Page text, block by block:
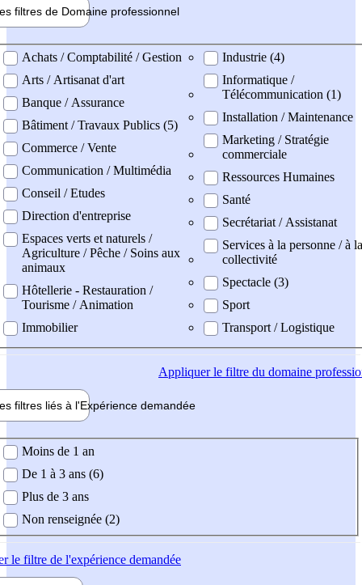
filtres de Domaine professionnel
professionel
Achats / Comptabilité / Gestion
Arts / Artisanat d'art
Banque / Assurance
Bâtiment / Travaux Publics (5)
Commerce / Vente
Communication / Multimédia
Conseil / Etudes
Direction d'entreprise
Espaces verts et naturels /
Agriculture / Pêche / Soins aux
animaux
Hôtellerie - Restauration /
Tourisme / Animation
Immobilier
Industrie (4)
Informatique /
Télécommunication (1)
Installation / Maintenance
Marketing / Stratégie
commerciale
Ressources Humaines
Santé
Secrétariat / Assistanat
Services à la personne / à la
collectivité
Spectacle (3)
Sport
Transport / Logistique
Appliquerle filtre du domaine
filtres liés à l'Expérience demandée
demandée
Moins de 1 an
De 1 à 3 ans (6)
Plus de 3 ans
Non renseignée (2)
le filtre de l'expérience demandée